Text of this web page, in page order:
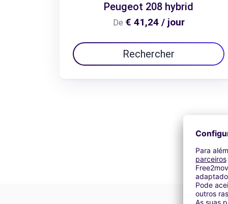
Peugeot 208 hybrid
De € 41,24 / jour
Rechercher